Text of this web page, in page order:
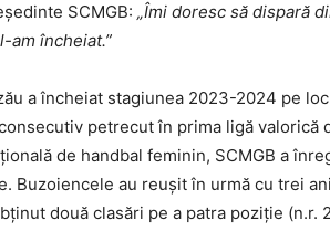
SCMGB: „Îmi doresc să dispară
am încheiat.”
a încheiat stagiunea 2023-2024 pe
petrecut în prima ligă valorică
de handbal feminin, SCMGB a
Buzoiencele au reușit în urmă cu trei
două clasări pe a patra poziție